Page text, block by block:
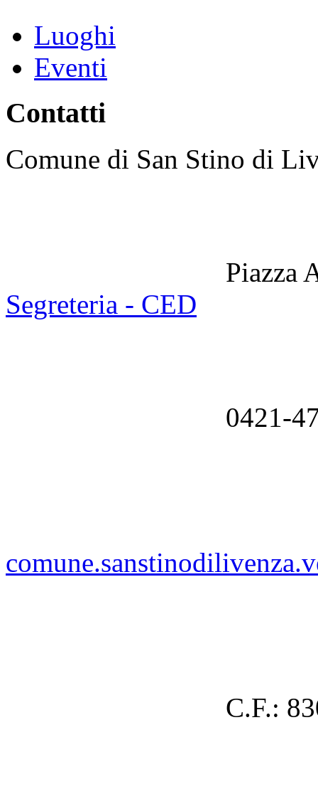
Luoghi
Eventi
Contatti
Comune di San Stino di
Piazza
Segreteria - CED
0421-
C.F.: